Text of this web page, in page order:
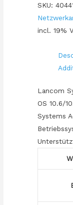
VPN
CLIENT
Mac
SKU:
incl. 19%
Lancom
OS 10.6/
Systems